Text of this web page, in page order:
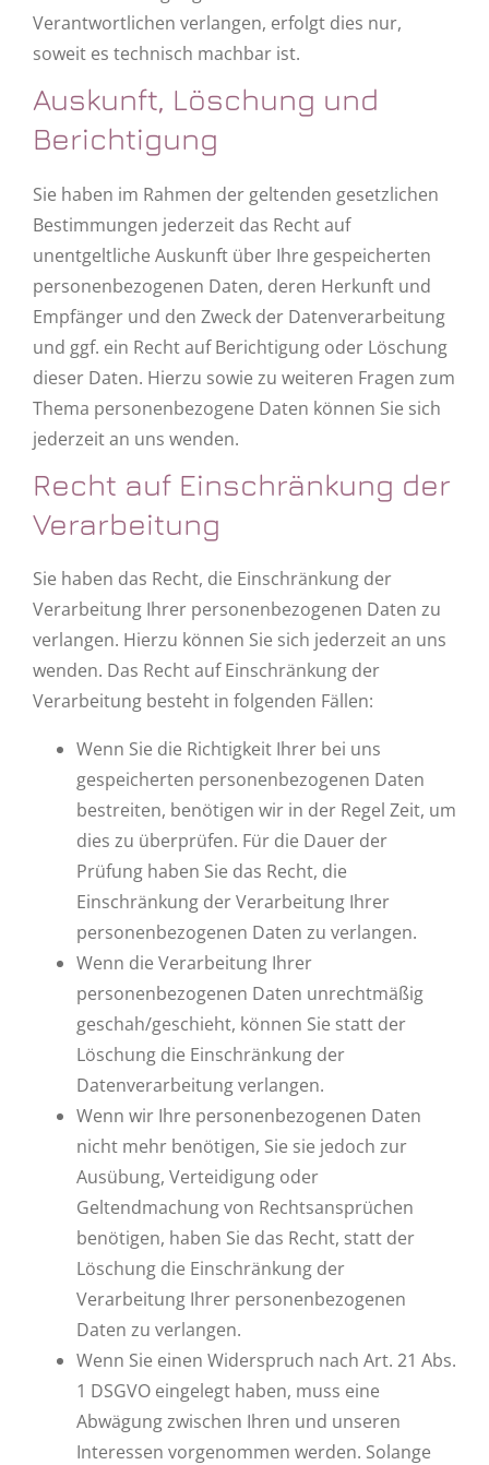
Verantwortlichen verlangen, erfolgt dies nur,
soweit es technisch machbar ist.
Auskunft, Löschung und
Berichtigung
Sie haben im Rahmen der geltenden gesetzlichen
Bestimmungen jederzeit das Recht auf
unentgeltliche Auskunft über Ihre gespeicherten
personenbezogenen Daten, deren Herkunft und
Empfänger und den Zweck der Datenverarbeitung
und ggf. ein Recht auf Berichtigung oder Löschung
dieser Daten. Hierzu sowie zu weiteren Fragen zum
Thema personenbezogene Daten können Sie sich
jederzeit an uns wenden.
Recht auf Einschränkung der
Verarbeitung
Sie haben das Recht, die Einschränkung der
Verarbeitung Ihrer personenbezogenen Daten zu
verlangen. Hierzu können Sie sich jederzeit an uns
wenden. Das Recht auf Einschränkung der
Verarbeitung besteht in folgenden Fällen:
Wenn Sie die Richtigkeit Ihrer bei uns
gespeicherten personenbezogenen Daten
bestreiten, benötigen wir in der Regel Zeit, um
dies zu überprüfen. Für die Dauer der
Prüfung haben Sie das Recht, die
Einschränkung der Verarbeitung Ihrer
personenbezogenen Daten zu verlangen.
Wenn die Verarbeitung Ihrer
personenbezogenen Daten unrechtmäßig
geschah/geschieht, können Sie statt der
Löschung die Einschränkung der
Datenverarbeitung verlangen.
Wenn wir Ihre personenbezogenen Daten
nicht mehr benötigen, Sie sie jedoch zur
Ausübung, Verteidigung oder
Geltendmachung von Rechtsansprüchen
benötigen, haben Sie das Recht, statt der
Löschung die Einschränkung der
Verarbeitung Ihrer personenbezogenen
Daten zu verlangen.
Wenn Sie einen Widerspruch nach Art. 21 Abs.
1 DSGVO eingelegt haben, muss eine
Abwägung zwischen Ihren und unseren
Interessen vorgenommen werden. Solange